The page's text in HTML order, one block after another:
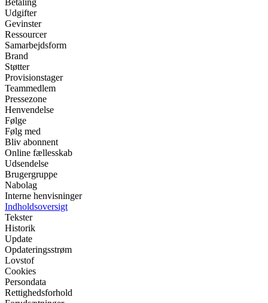
Udgifter
Gevinster
Ressourcer
Samarbejdsform
Brand
Støtter
Provisionstager
Teammedlem
Pressezone
Henvendelse
Følge
Følg med
Bliv abonnent
Online fællesskab
Udsendelse
Brugergruppe
Nabolag
Interne henvisninger
Indholdsoversigt
Tekster
Historik
Update
Opdateringsstrøm
Lovstof
Cookies
Persondata
Rettighedsforhold